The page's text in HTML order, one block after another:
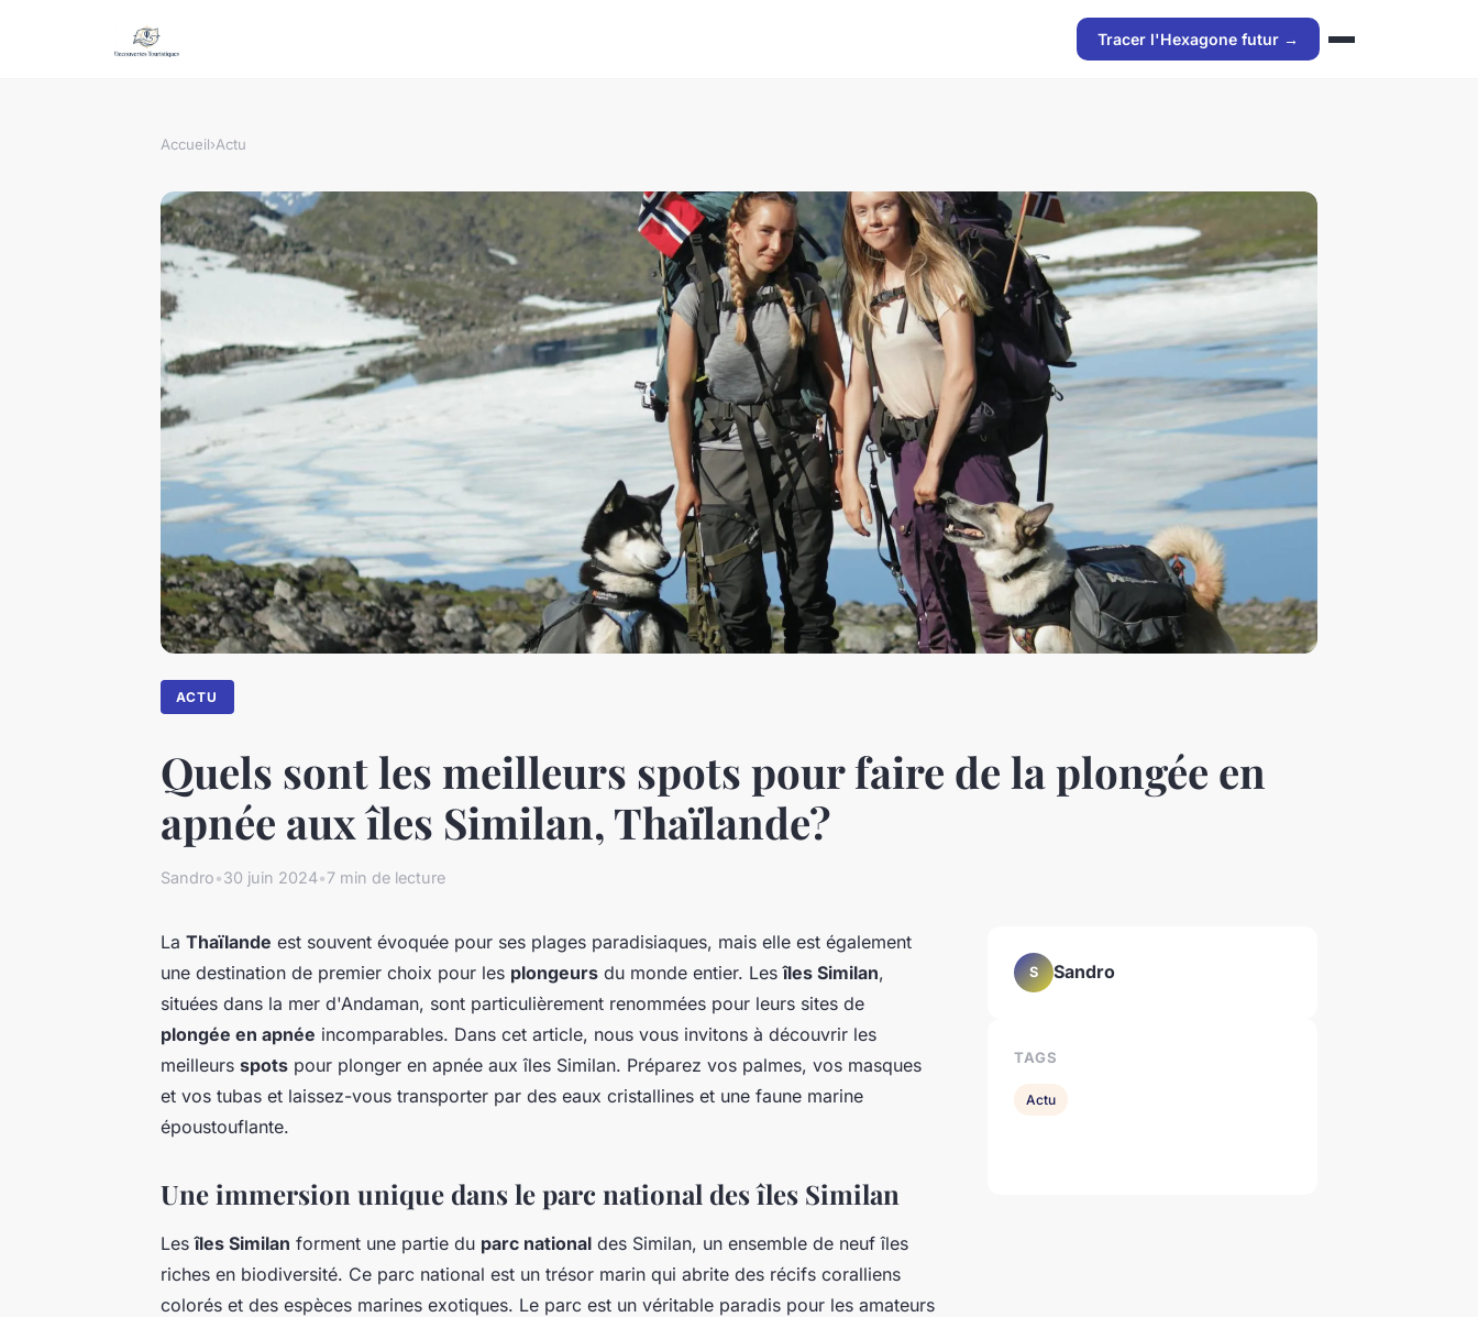
Tracer l'Hexagone futur →
Accueil›Actu
ACTU
Quels sont les meilleurs spots pour faire de la plongée en
apnée aux îles Similan, Thaïlande?
Sandro•30 juin 2024•7 min de lecture
La Thaïlande est souvent évoquée pour ses plages paradisiaques, mais elle est également
une destination de premier choix pour les plongeurs du monde entier. Lesîles Similan,
situées dans la mer d'Andaman, sont particulièrement renommées pour leurs sites de
plongée en apnée incomparables. Dans cet article, nous vous invitons à découvrir les
meilleurs spots pour plonger en apnée aux îles Similan. Préparez vos palmes, vos masques
et vos tubas et laissez-vous transporter par des eaux cristallines et une faune marine
époustouflante.
Une immersion unique dans le parc national des îles Similan
Lesîles Similan forment une partie du parc national des Similan, un ensemble de neuf îles
riches en biodiversité. Ce parc national est un trésor marin qui abrite des récifs coralliens
colorés et des espèces marines exotiques. Le parc est un véritable paradis pour les amateurs
S Sandro
TAGS
Actu